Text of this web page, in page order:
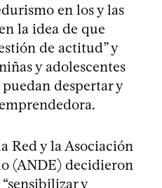
en los y las
la idea de que
de actitud” y
y adolescentes
despertar y
Red y la Asociación
(ANDE) decidieron
y